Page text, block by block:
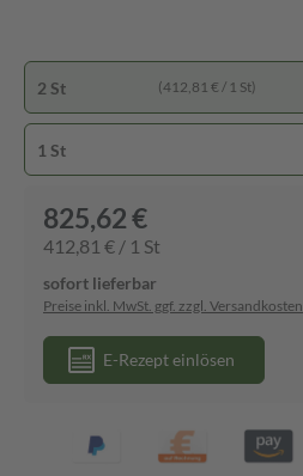
2 St (412,81 € / 1 St)
1 St
825,62 €
412,81 € / 1 St
sofort lieferbar
Preise inkl. MwSt. ggf. zzgl. Versandkosten
E-Rezept einlösen